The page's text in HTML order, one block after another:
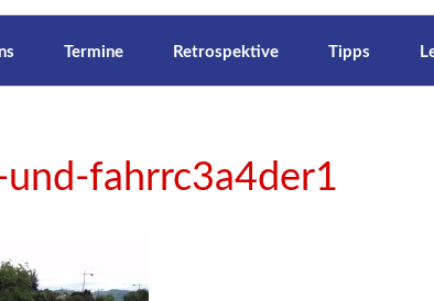
Termine Retrospektive Tipps
fahrrc3a4der1